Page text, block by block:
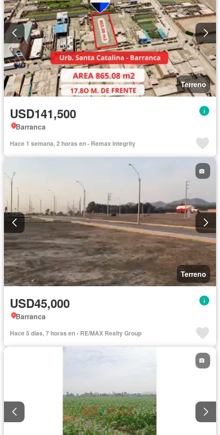
Terreno
USD141,500
Barranca
Hace 1 semana, 2 horas en - Remax Integrity
Terreno
USD45,000
Barranca
Hace 5 días, 7 horas en - RE/MAX Realty Group